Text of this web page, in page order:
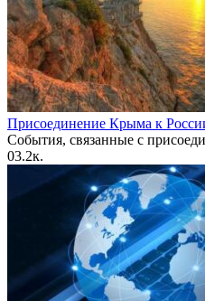
Присоединение Крыма к
События, связанные с
03.2к.